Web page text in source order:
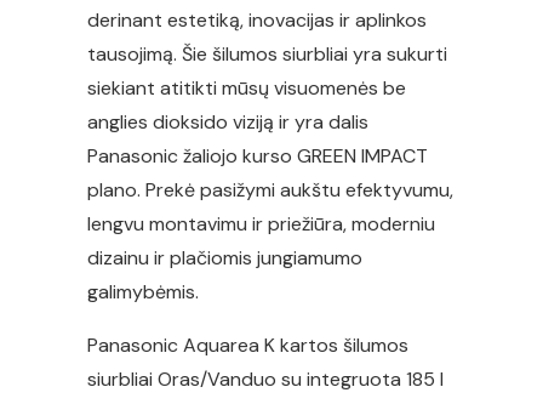
derinant estetiką, inovacijas ir aplinkos
tausojimą. Šie šilumos siurbliai yra sukurti
siekiant atitikti mūsų visuomenės be
anglies dioksido viziją ir yra dalis
Panasonic žaliojo kurso GREEN IMPACT
plano. Prekė pasižymi aukštu efektyvumu,
lengvu montavimu ir priežiūra, moderniu
dizainu ir plačiomis jungiamumo
galimybėmis.
Panasonic Aquarea K kartos šilumos
siurbliai Oras/Vanduo su integruota 185 l